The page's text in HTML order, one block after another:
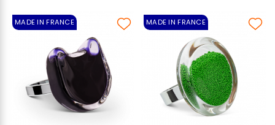
MADE IN FRANCE MADE IN FRANCE